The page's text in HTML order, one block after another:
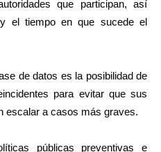
que participan, así
el tiempo en que sucede el
de datos es la posibilidad de
para evitar que sus
escalar a casos más graves.
públicas preventivas e